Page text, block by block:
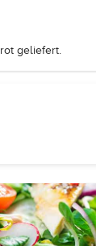
geliefert.